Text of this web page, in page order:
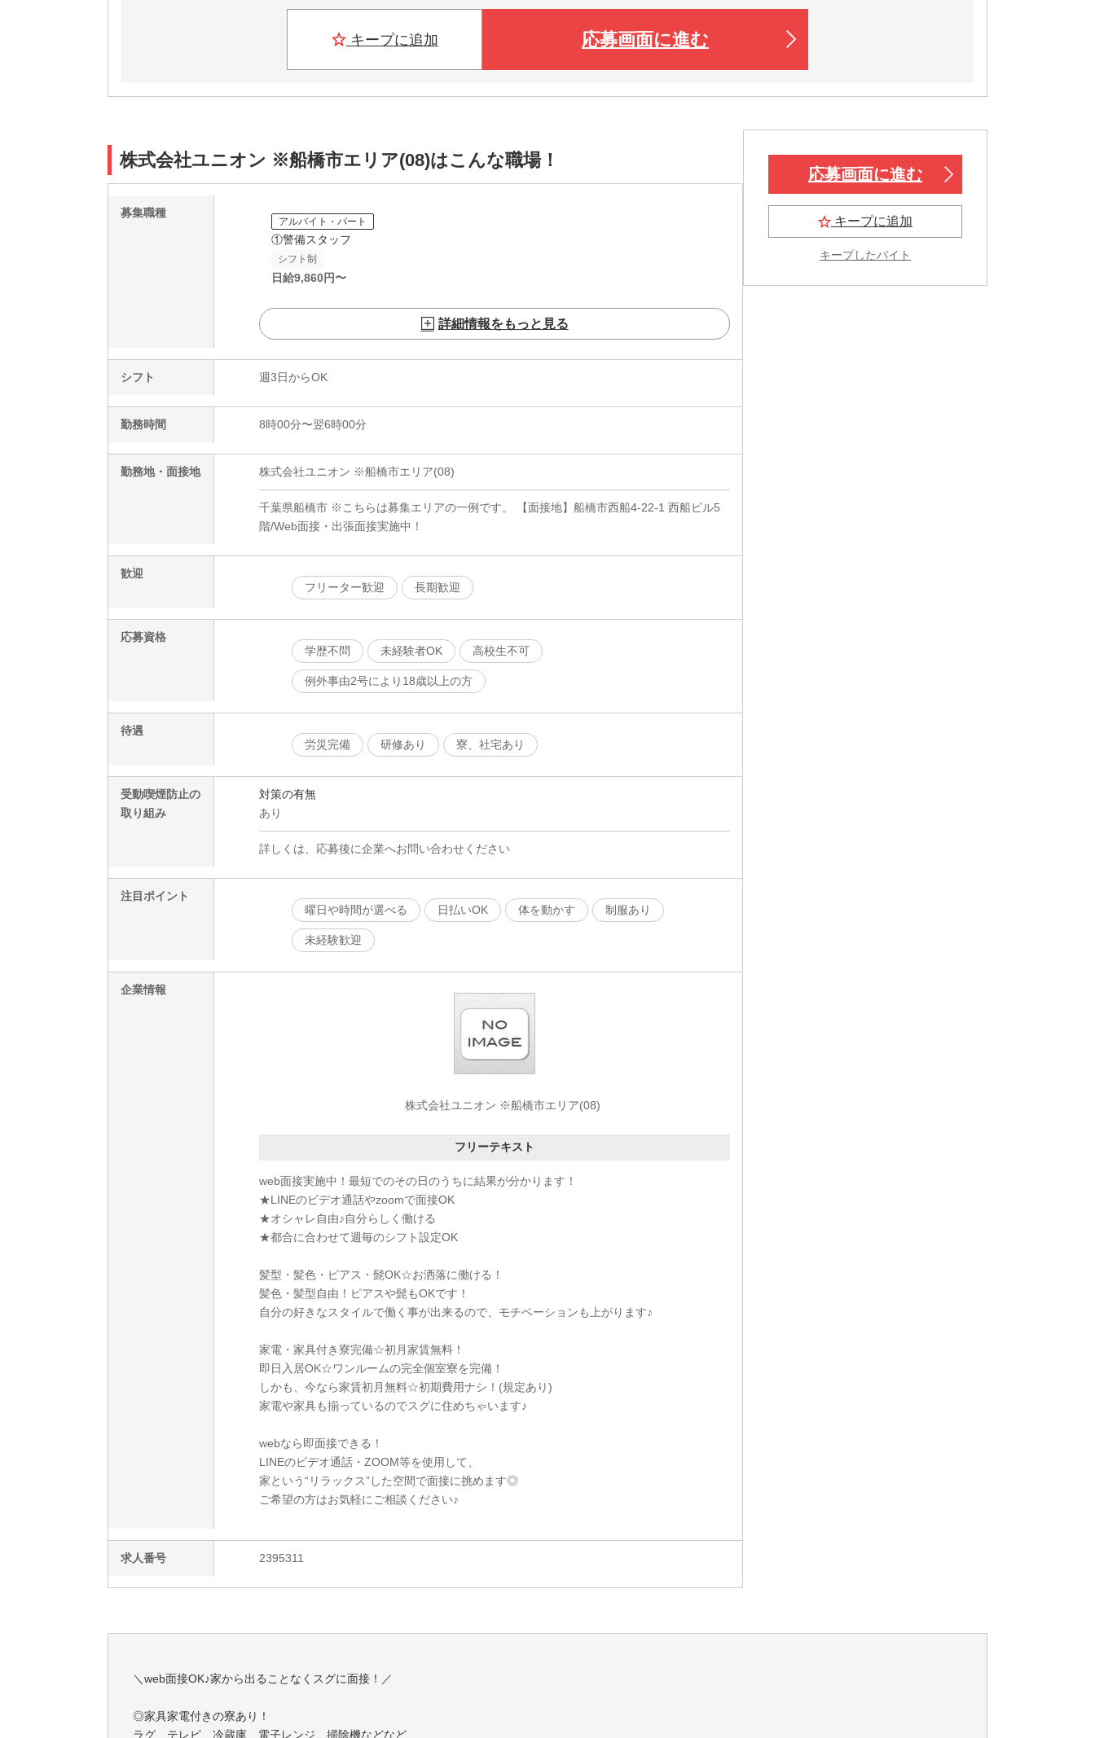
キープに追加 応募画面に進む
株式会社ユニオン ※船橋市エリア(08)はこんな職場！
募集職種
アルバイト・パート
①警備スタッフ
シフト制
日給9,860円〜
詳細情報をもっと見る
シフト 週3日からOK
勤務時間 8時00分〜翌6時00分
勤務地・面接地 株式会社ユニオン ※船橋市エリア(08)
千葉県船橋市 ※こちらは募集エリアの一例です。 【面接地】船橋市西船4-22-1 西船ビル5
階/Web面接・出張面接実施中！
歓迎
フリーター歓迎
長期歓迎
応募資格
学歴不問
未経験者OK 高校生不可
例外事由2号により18歳以上の方
待遇
労災完備
研修あり 寮、社宅あり
受動喫煙防止の
取り組み
対策の有無
あり
詳しくは、応募後に企業へお問い合わせください
注目ポイント
曜日や時間が選べる
日払いOK 体を動かす 制服あり
未経験歓迎
企業情報
株式会社ユニオン ※船橋市エリア(08)
フリーテキスト
web面接実施中！最短でのその日のうちに結果が分かります！
★LINEのビデオ通話やzoomで面接OK
★オシャレ自由♪自分らしく働ける
★都合に合わせて週毎のシフト設定OK
髪型・髪色・ピアス・髭OK☆お洒落に働ける！
髪色・髪型自由！ピアスや髭もOKです！
自分の好きなスタイルで働く事が出来るので、モチベーションも上がります♪
家電・家具付き寮完備☆初月家賃無料！
即日入居OK☆ワンルームの完全個室寮を完備！
しかも、今なら家賃初月無料☆初期費用ナシ！(規定あり)
家電や家具も揃っているのでスグに住めちゃいます♪
webなら即面接できる！
LINEのビデオ通話・ZOOM等を使用して、
家という“リラックス”した空間で面接に挑めます◎
ご希望の方はお気軽にご相談ください♪
求人番号 2395311
応募画面に進む
キープに追加
キープしたバイト
＼web面接OK♪家から出ることなくスグに面接！／
◎家具家電付きの寮あり！
ラグ、テレビ、冷蔵庫、電子レンジ、掃除機などなど…